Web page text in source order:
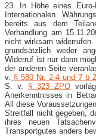
23. In Höhe eines Euro-
Internationalen
bereits aus dem
Verhandlung am
nicht wirksam
grundsätzlich weder
Widerruf ist nur dann
der anderen Seite
v. § 580 Nr. 2-4 und 7 b
S. v. § 323 ZPO
Anerkenntnisses in
All diese
Streitfall nicht gegeben,
ihres neuen
Transportgutes anders